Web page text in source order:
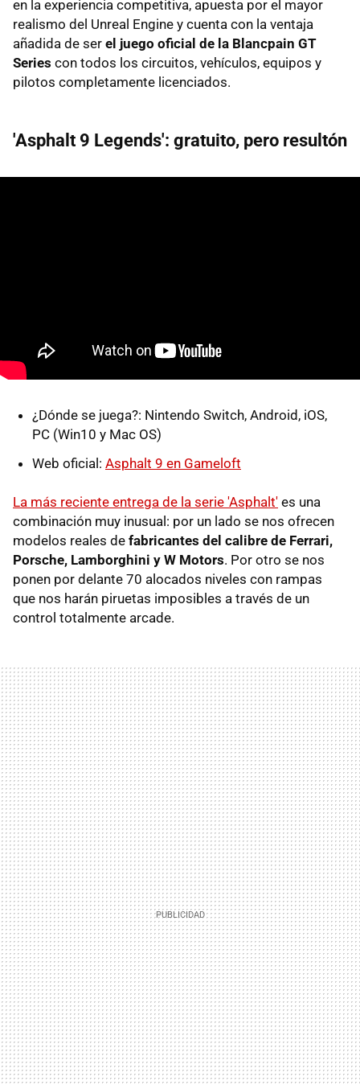
en la experiencia competitiva, apuesta por el mayor
realismo del Unreal Engine y cuenta con la ventaja
añadida de ser el juego oficial de la Blancpain GT
Series con todos los circuitos, vehículos, equipos y
pilotos completamente licenciados.
'Asphalt 9 Legends': gratuito, pero resultón
¿Dónde se juega?: Nintendo Switch, Android, iOS,
PC (Win10 y Mac OS)
Web oficial: Asphalt 9 en Gameloft
La más reciente entrega de la serie 'Asphalt' es una
combinación muy inusual: por un lado se nos ofrecen
modelos reales de fabricantes del calibre de Ferrari,
Porsche, Lamborghini y W Motors. Por otro se nos
ponen por delante 70 alocados niveles con rampas
que nos harán piruetas imposibles a través de un
control totalmente arcade.